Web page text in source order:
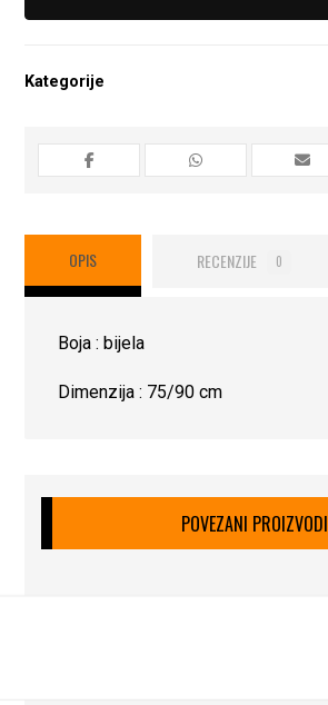
Kategorije
OPIS RECENZIJE 0
Boja : bijela
Dimenzija : 75/90 cm
POVEZANI PROIZVODI